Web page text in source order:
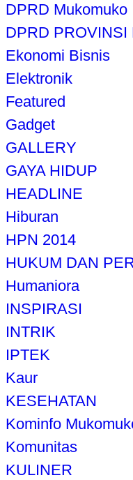
DPRD Mukomuko
DPRD PROVINSI
Ekonomi Bisnis
Elektronik
Featured
Gadget
GALLERY
GAYA HIDUP
HEADLINE
Hiburan
HPN 2014
HUKUM DAN
Humaniora
INSPIRASI
INTRIK
IPTEK
Kaur
KESEHATAN
Kominfo
Komunitas
KULINER